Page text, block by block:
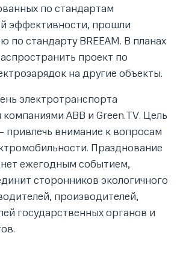
по стандартам
эффективности, прошли
по стандарту BREEAM. В планах
проект по
на другие объекты.
электротранспорта
ABB и Green.TV. Цель
привлечь внимание к вопросам
Празднование
ежегодным событием,
сторонников экологичного
производителей,
государственных органов и